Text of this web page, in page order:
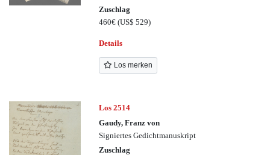
Zuschlag
460€(US$ 529)
Details
Los merken
Los 2514
Gaudy, Franz von
Signiertes Gedichtmanuskript
Zuschlag